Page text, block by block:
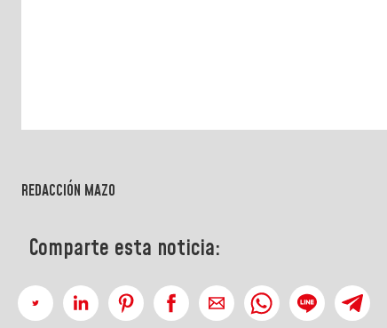
REDACCIÓN MAZO
Comparte esta noticia: